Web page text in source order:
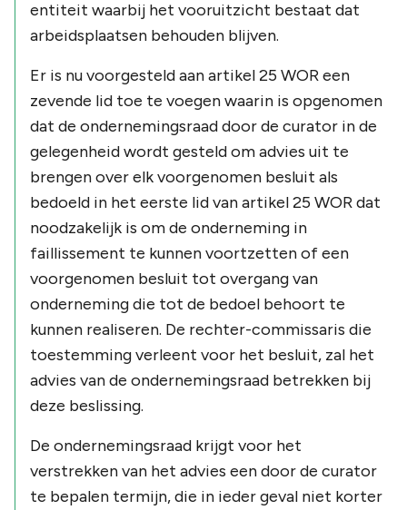
entiteit waarbij het vooruitzicht bestaat dat
arbeidsplaatsen behouden blijven.
Er is nu voorgesteld aan artikel 25 WOR een
zevende lid toe te voegen waarin is opgenomen
dat de ondernemingsraad door de curator in de
gelegenheid wordt gesteld om advies uit te
brengen over elk voorgenomen besluit als
bedoeld in het eerste lid van artikel 25 WOR dat
noodzakelijk is om de onderneming in
faillissement te kunnen voortzetten of een
voorgenomen besluit tot overgang van
onderneming die tot de bedoel behoort te
kunnen realiseren. De rechter-commissaris die
toestemming verleent voor het besluit, zal het
advies van de ondernemingsraad betrekken bij
deze beslissing.
De ondernemingsraad krijgt voor het
verstrekken van het advies een door de curator
te bepalen termijn, die in ieder geval niet korter